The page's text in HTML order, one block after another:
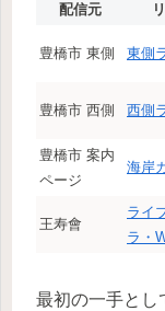
配信元
豊橋市 東側 東側
豊橋市 西側 西側
豊橋市 案内
ページ
海岸
王寿會
ライ
ラ・
最初の一手とし